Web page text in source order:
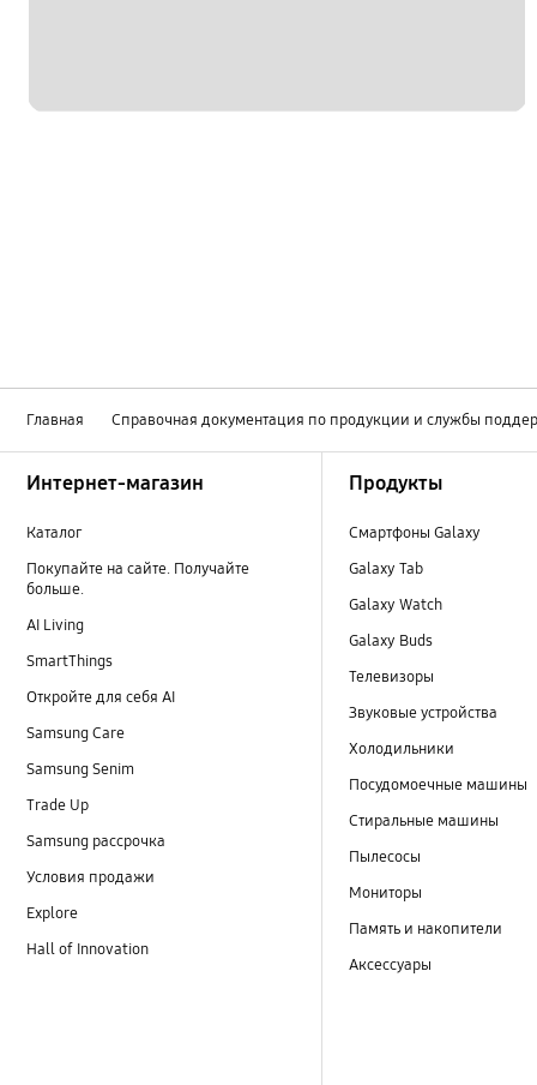
Главная Справочная документация по продукции и службы
Интернет-магазин
Каталог
Покупайте на сайте. Получайте
больше.
AI Living
SmartThings
Откройте для себя AI
Samsung Care
Samsung Senim
Trade Up
Samsung рассрочка
Условия продажи
Explore
Hall of Innovation
Продукты
Смартфоны Galaxy
Galaxy Tab
Galaxy Watch
Galaxy Buds
Телевизоры
Звуковые устройства
Холодильники
Посудомоечные машины
Стиральные машины
Пылесосы
Мониторы
Память и накопители
Аксессуары